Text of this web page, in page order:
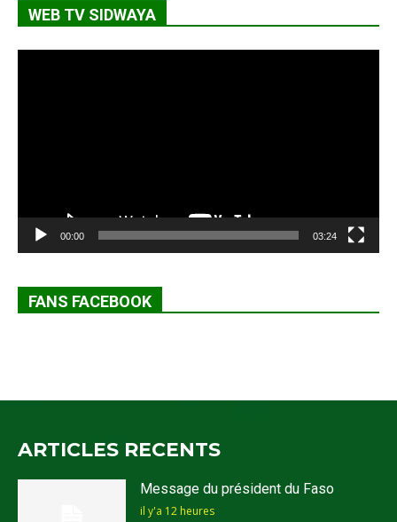
WEB TV SIDWAYA
00:00 03:24
FANS FACEBOOK
ARTICLES RECENTS
Message du président du Faso
il y'a 12 heures